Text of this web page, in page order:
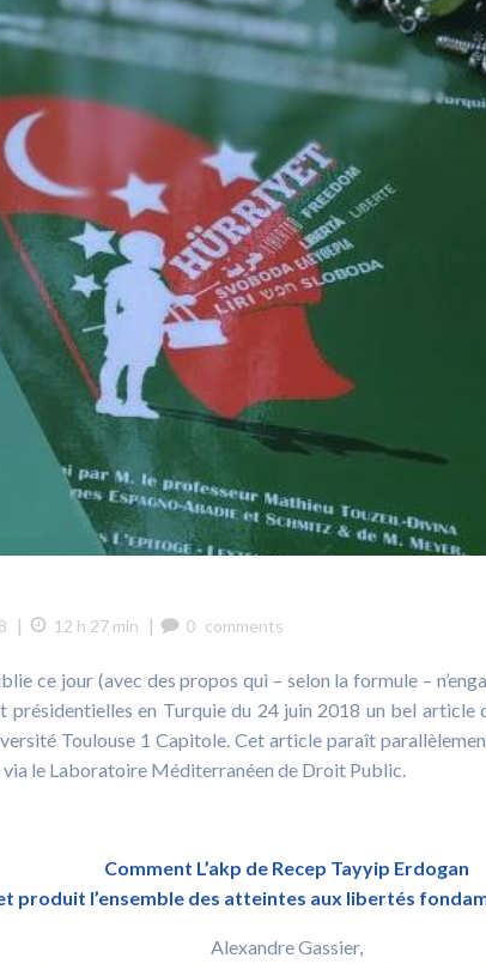
| 12 h 27 min | 0 comments
ce jour (avec des propos qui – selon la formule –
présidentielles en Turquie du 24 juin 2018 un bel article
Toulouse 1 Capitole. Cet article paraît
le Laboratoire Méditerranéen de Droit Public.
Comment L’akp de Recep Tayyip Erdogan
produit l’ensemble des atteintes aux libertés
Alexandre Gassier,